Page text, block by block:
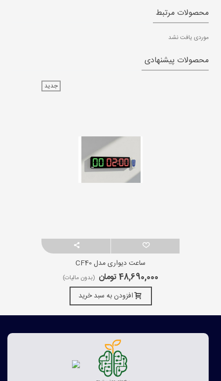
محصولات مرتبط
موردی یافت نشد
محصولات پیشنهادی
جدید
ساعت دیواری مدل CF40
48,690,000 تومان (بدون مالیات)
افزودن به سبد خرید